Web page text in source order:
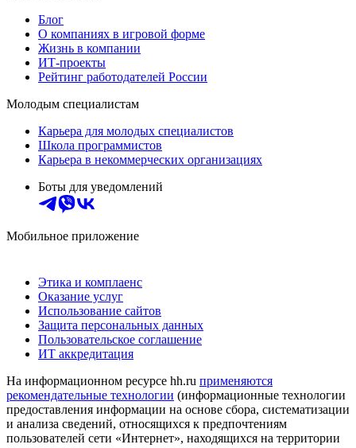
Блог
О компаниях в игровой форме
Жизнь в компании
ИТ-проекты
Рейтинг работодателей России
Молодым специалистам
Карьера для молодых специалистов
Школа программистов
Карьера в некоммерческих организациях
Боты для уведомлений
Мобильное приложение
Этика и комплаенс
Оказание услуг
Использование сайтов
Защита персональных данных
Пользовательское соглашение
ИТ аккредитация
На информационном ресурсе hh.ru применяются
рекомендательные технологии (информационные технологии
предоставления информации на основе сбора, систематизации
и анализа сведений, относящихся к предпочтениям
пользователей сети «Интернет», находящихся на территории